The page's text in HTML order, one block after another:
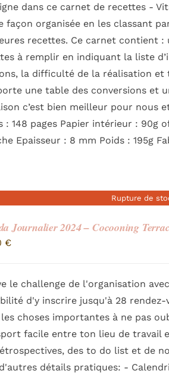
dans ce carnet de recettes -
façon organisée en les classant
recettes. Ce carnet contient
à remplir en indiquant la liste
la difficulté de la réalisation et
une table des conversions et
c’est bien meilleur pour nous
: 148 pages Papier intérieur : 90g
Epaisseur : 8 mm Poids : 195g
Rupture de
Journalier 2024 – Cocooning
€
le challenge de l'organisation
d'y inscrire jusqu'à 28
choses importantes à ne pas
facile entre ton lieu de travail
des to do list et de
détails pratiques: -